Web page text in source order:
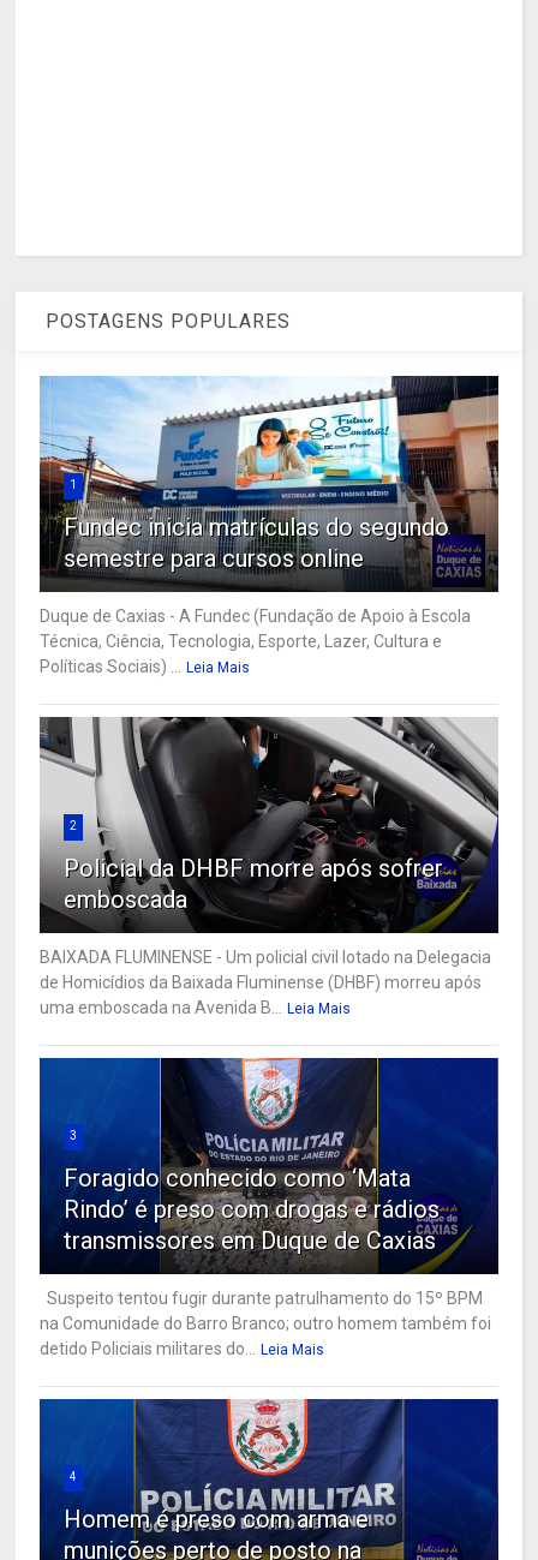
POSTAGENS POPULARES
1
Fundec inicia matrículas do segundo
semestre para cursos online
Duque de Caxias - A Fundec (Fundação de Apoio à Escola
Técnica, Ciência, Tecnologia, Esporte, Lazer, Cultura e
Políticas Sociais) ...
Leia Mais
2
Policial da DHBF morre após sofrer
emboscada
BAIXADA FLUMINENSE - Um policial civil lotado na Delegacia
de Homicídios da Baixada Fluminense (DHBF) morreu após
uma emboscada na Avenida B...
Leia Mais
3
Foragido conhecido como ‘Mata
Rindo’ é preso com drogas e rádios
transmissores em Duque de Caxias
Suspeito tentou fugir durante patrulhamento do 15º BPM
na Comunidade do Barro Branco; outro homem também foi
detido Policiais militares do...
Leia Mais
4
Homem é preso com arma e
munições perto de posto na